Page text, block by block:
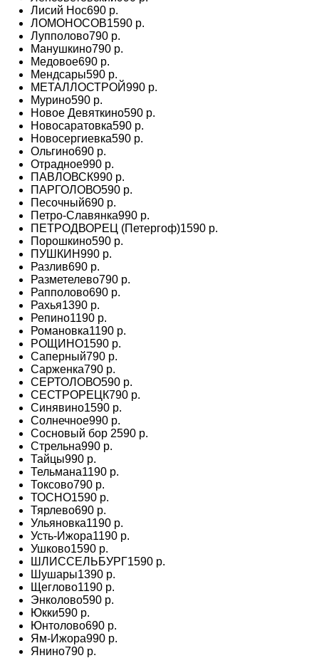
Лисий Нос690 р.
ЛОМОНОСОВ1590 р.
Лупполово790 р.
Манушкино790 р.
Медовое690 р.
Мендсары590 р.
МЕТАЛЛОСТРОЙ990 р.
Мурино590 р.
Новое Девяткино590 р.
Новосаратовка590 р.
Новосергиевка590 р.
Ольгино690 р.
Отрадное990 р.
ПАВЛОВСК990 р.
ПАРГОЛОВО590 р.
Песочный690 р.
Петро-Славянка990 р.
ПЕТРОДВОРЕЦ (Петергоф)1590 р.
Порошкино590 р.
ПУШКИН990 р.
Разлив690 р.
Разметелево790 р.
Рапполово690 р.
Рахья1390 р.
Репино1190 р.
Романовка1190 р.
РОЩИНО1590 р.
Саперный790 р.
Сарженка790 р.
СЕРТОЛОВО590 р.
СЕСТРОРЕЦК790 р.
Синявино1590 р.
Солнечное990 р.
Сосновый бор 2590 р.
Стрельна990 р.
Тайцы990 р.
Тельмана1190 р.
Токсово790 р.
ТОСНО1590 р.
Тярлево690 р.
Ульяновка1190 р.
Усть-Ижора1190 р.
Ушково1590 р.
ШЛИССЕЛЬБУРГ1590 р.
Шушары1390 р.
Щеглово1190 р.
Энколово590 р.
Юкки590 р.
Юнтолово690 р.
Ям-Ижора990 р.
Янино790 р.